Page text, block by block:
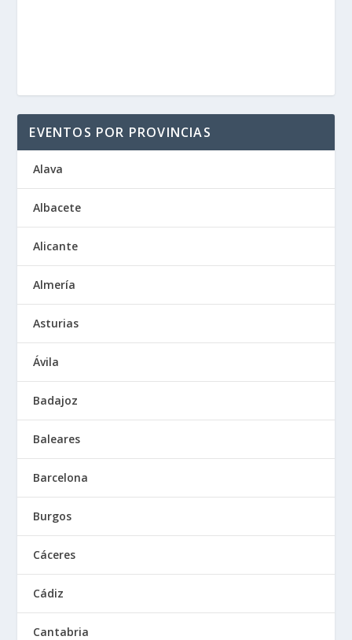
EVENTOS POR PROVINCIAS
Alava
Albacete
Alicante
Almería
Asturias
Ávila
Badajoz
Baleares
Barcelona
Burgos
Cáceres
Cádiz
Cantabria